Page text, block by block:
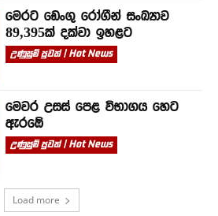
මෙරට ඩෙංගු රෝගීන් සංඛ්‍යාව
89,395ක් දක්වා ඉහළට
උණුසුම් පුවත් | Hot News
මෙවර උසස් පෙළ විභාගය හෙට
ඇරඹේ
උණුසුම් පුවත් | Hot News
Load more